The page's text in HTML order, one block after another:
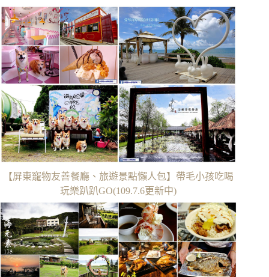
【屏東寵物友善餐廳、旅遊景點懶人包】帶毛小孩吃喝
玩樂趴趴GO(109.7.6更新中)